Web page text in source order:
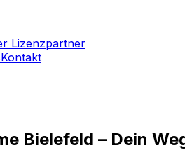
Lizenzpartner
Kontakt
Bielefeld – Dein